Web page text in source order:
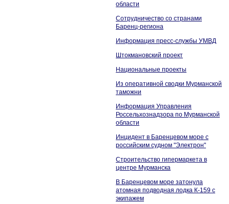
области
Сотрудничество со странами
Баренц-региона
Информация пресс-службы УМВД
Штокмановский проект
Национальные проекты
Из оперативной сводки Мурманской
таможни
Информация Управления
Россельхознадзора по Мурманской
области
Инцидент в Баренцевом море с
российским судном "Электрон"
Строительство гипермаркета в
центре Мурманска
В Баренцевом море затонула
атомная подводная лодка К-159 с
экипажем